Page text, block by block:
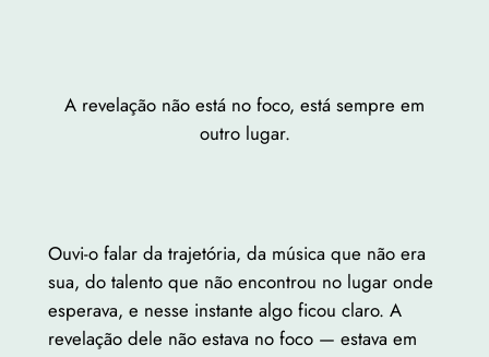
A revelação não está no foco, está sempre em
outro lugar.
Ouvi-o falar da trajetória, da música que não era
sua, do talento que não encontrou no lugar onde
esperava, e nesse instante algo ficou claro. A
revelação dele não estava no foco — estava em